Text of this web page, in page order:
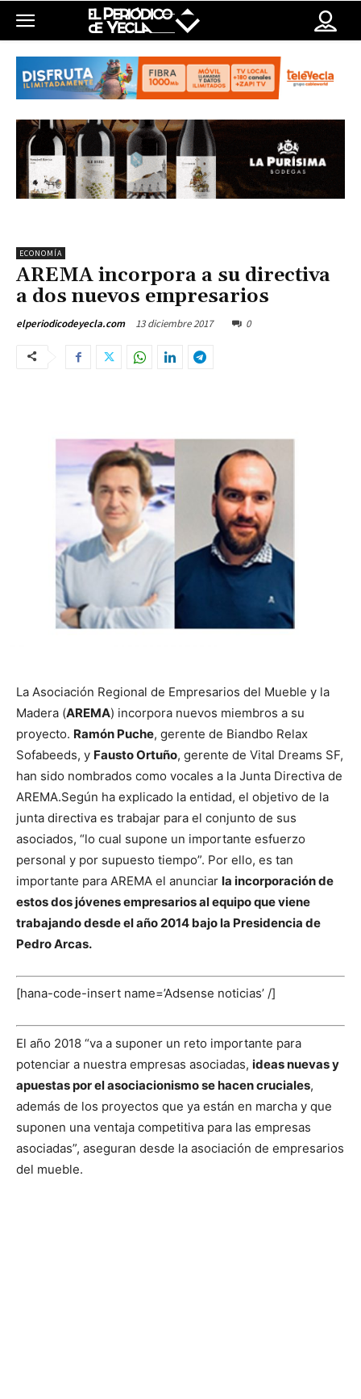
ECONOMÍA
AREMA incorpora a su directiva
a dos nuevos empresarios
elperiodicodeyecla.com 13 diciembre 2017 0
La Asociación Regional de Empresarios del Mueble y la
Madera (AREMA) incorpora nuevos miembros a su
proyecto. Ramón Puche, gerente de Biandbo Relax
Sofabeeds, y Fausto Ortuño, gerente de Vital Dreams SF,
han sido nombrados como vocales a la Junta Directiva de
AREMA.Según ha explicado la entidad, el objetivo de la
junta directiva es trabajar para el conjunto de sus
asociados, “lo cual supone un importante esfuerzo
personal y por supuesto tiempo”. Por ello, es tan
importante para AREMA el anunciar la incorporación de
estos dos jóvenes empresarios al equipo que viene
trabajando desde el año 2014 bajo la Presidencia de
Pedro Arcas.
[hana-code-insert name=’Adsense noticias’ /]
El año 2018 “va a suponer un reto importante para
potenciar a nuestra empresas asociadas, ideas nuevas y
apuestas por el asociacionismo se hacen cruciales,
además de los proyectos que ya están en marcha y que
suponen una ventaja competitiva para las empresas
asociadas”, aseguran desde la asociación de empresarios
del mueble.